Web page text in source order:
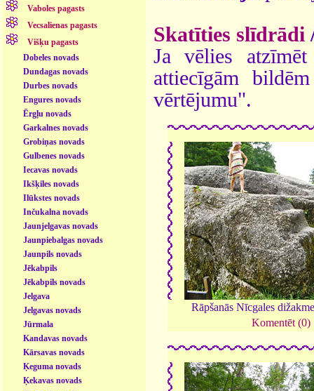
Vaboles pagasts
Vecsalienas pagasts
Višķu pagasts
Dobeles novads
Dundagas novads
Durbes novads
Engures novads
Ērgļu novads
Garkalnes novads
Grobiņas novads
Gulbenes novads
Iecavas novads
Ikšķiles novads
Ilūkstes novads
Inčukalna novads
Jaunjelgavas novads
Jaunpiebalgas novads
Jaunpils novads
Jēkabpils
Jēkabpils novads
Jelgava
Jelgavas novads
Jūrmala
Kandavas novads
Kārsavas novads
Ķeguma novads
Ķekavas novads
Skatīties slīdrādi
Ja vēlies
attiecīgām
vērtējumu".
Rāpšanās Nīcgales
Komentēt (0)